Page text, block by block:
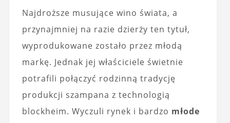
Najdroższe musujące wino świata, a
przynajmniej na razie dzierży ten tytuł,
wyprodukowane zostało przez młodą
markę. Jednak jej właściciele świetnie
potrafili połączyć rodzinną tradycję
produkcji szampana z technologią
blockheim. Wyczuli rynek i bardzo młode